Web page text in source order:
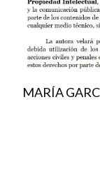
MARÍA